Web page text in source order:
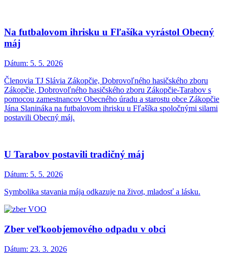
Na futbalovom ihrisku u Fľašíka vyrástol Obecný
máj
Dátum: 5. 5. 2026
Členovia TJ Slávia Zákopčie, Dobrovoľného hasičského zboru
Zákopčie, Dobrovoľného hasičského zboru Zákopčie-Tarabov s
pomocou zamestnancov Obecného úradu a starostu obce Zákopčie
Jána Slanináka na futbalovom ihrisku u Fľašíka spoločnými silami
postavili Obecný máj.
U Tarabov postavili tradičný máj
Dátum: 5. 5. 2026
Symbolika stavania mája odkazuje na život, mladosť a lásku.
Zber veľkoobjemového odpadu v obci
Dátum: 23. 3. 2026